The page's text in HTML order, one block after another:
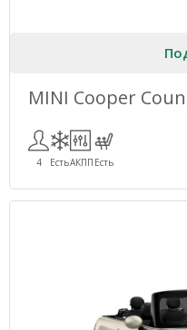
MINI Cooper
4 ЕстьАКПП Есть